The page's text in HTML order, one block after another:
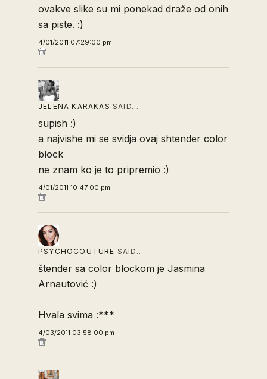
ovakve slike su mi ponekad draže od onih
sa piste. :)
4/01/2011 07:29:00 pm
JELENA KARAKAS SAID…
supish :)
a najvishe mi se svidja ovaj shtender color
block
ne znam ko je to pripremio :)
4/01/2011 10:47:00 pm
PSYCHOCOUTURE SAID…
štender sa color blockom je Jasmina
Arnautović :)
Hvala svima :***
4/03/2011 03:58:00 pm